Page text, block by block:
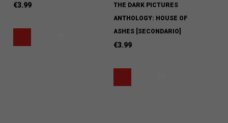
€3.99
THE DARK PICTURES
ANTHOLOGY: HOUSE OF
ASHES [SECONDARIO]
€3.99